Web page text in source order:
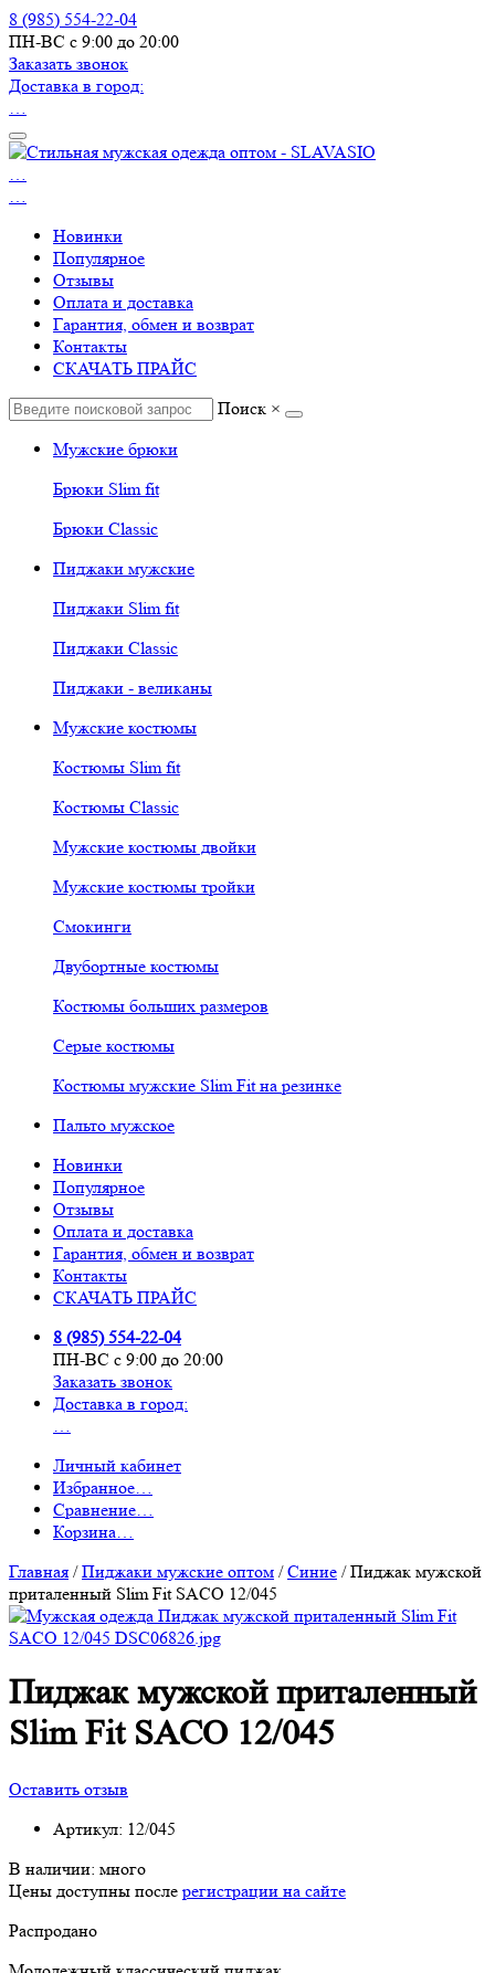
8 (985) 554-22-04
ПН-ВС с 9:00 до 20:00
Заказать звонок
Доставка в город:
…
…
…
Новинки
Популярное
Отзывы
Оплата и доставка
Гарантия, обмен и возврат
Контакты
СКАЧАТЬ ПРАЙС
Поиск ×
Мужские брюки
Брюки Slim fit
Брюки Classic
Пиджаки мужские
Пиджаки Slim fit
Пиджаки Classic
Пиджаки - великаны
Мужские костюмы
Костюмы Slim fit
Костюмы Classic
Мужские костюмы двойки
Мужские костюмы тройки
Смокинги
Двубортные костюмы
Костюмы больших размеров
Серые костюмы
Костюмы мужские Slim Fit на резинке
Пальто мужское
Новинки
Популярное
Отзывы
Оплата и доставка
Гарантия, обмен и возврат
Контакты
СКАЧАТЬ ПРАЙС
8 (985) 554-22-04
ПН-ВС с 9:00 до 20:00
Заказать звонок
Доставка в город:
…
Личный кабинет
Избранное…
Сравнение…
Корзина…
Главная /Пиджаки мужские оптом /Синие /Пиджак мужской
приталенный Slim Fit SACO 12/045
Пиджак мужской приталенный
Slim Fit SACO 12/045
Оставить отзыв
Артикул: 12/045
В наличии: много
Цены доступны после регистрации на сайте
Распродано